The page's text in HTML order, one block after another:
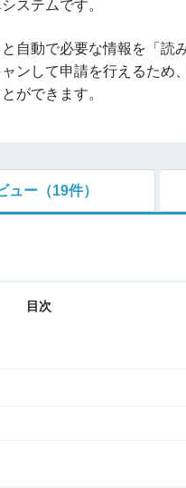
ステムです。
自動で必要な情報を「読
ンして申請を行えるため
ができます。
ュー（19件）
目次